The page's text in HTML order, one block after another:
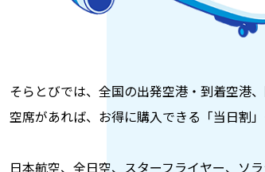
そらとびでは、全国の出発空港・到着空港
空席があれば、お得に購入できる「当日割」
日本航空、全日空、スターフライヤー、ソ